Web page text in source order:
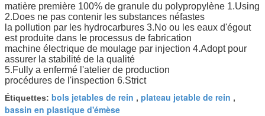
matière première 100% de granule du polypropylène 1.Using
2.Does ne pas contenir les substances néfastes
la pollution par les hydrocarbures 3.No ou les eaux d'égout
est produite dans le processus de fabrication
machine électrique de moulage par injection 4.Adopt pour
assurer la stabilité de la qualité
5.Fully a enfermé l'atelier de production
procédures de l'inspection 6.Strict
Étiquettes: bols jetables de rein , plateau jetable de rein ,
bassin en plastique d'émèse